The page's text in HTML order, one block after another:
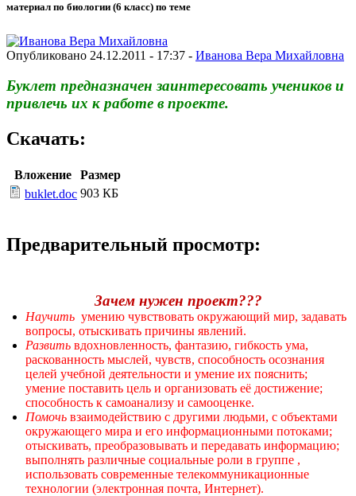
материал по биологии (6 класс) по теме
Опубликовано 24.12.2011 - 17:37 - Иванова Вера Михайловна
Буклет предназначен заинтересовать учеников и
привлечь их к работе в проекте.
Скачать:
Вложение
Размер
buklet.doc 903 КБ
Предварительный просмотр:
Зачем нужен проект???
Научить умению чувствовать окружающий мир, задавать
вопросы, отыскивать причины явлений.
Развить вдохновленность, фантазию, гибкость ума,
раскованность мыслей, чувств, способность осознания
целей учебной деятельности и умение их пояснить;
умение поставить цель и организовать её достижение;
способность к самоанализу и самооценке.
Помочь взаимодействию с другими людьми, с объектами
окружающего мира и его информационными потоками;
отыскивать, преобразовывать и передавать информацию;
выполнять различные социальные роли в группе ,
использовать современные телекоммуникационные
технологии (электронная почта, Интернет).